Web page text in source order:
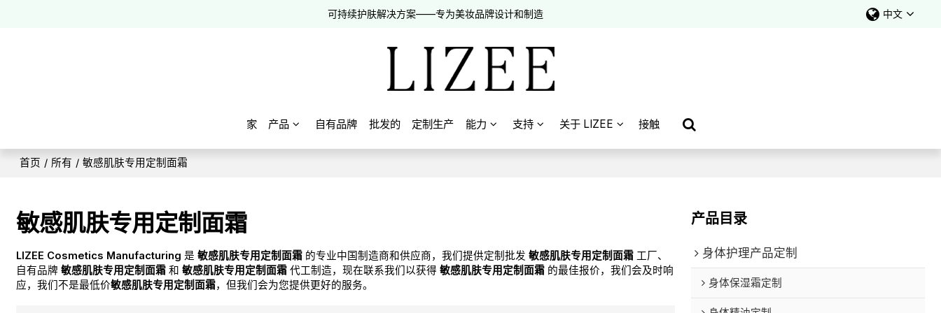
可持续护肤解决方案——专为美妆品牌设计和制造 中文
家 产品 自有品牌 批发的 定制生产 能力 支持 关于 LIZEE 接触
首页 / 所有 / 敏感肌肤专用定制面霜
敏感肌肤专用定制面霜
LIZEE Cosmetics Manufacturing 是敏感肌肤专用定制面霜 的专业中国制造商和供应商，我们提供定制批发敏感肌肤专用定制面霜 工厂、
自有品牌敏感肌肤专用定制面霜 和敏感肌肤专用定制面霜 代工制造，现在联系我们以获得敏感肌肤专用定制面霜 的最佳报价，我们会及时响
应，我们不是最低价敏感肌肤专用定制面霜，但我们会为您提供更好的服务。
产品目录
身体护理产品定制
身体保湿霜定制